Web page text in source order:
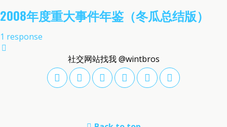
2008年度重大事件年鉴（冬瓜总结版）
1 response
社交网站找我 @wintbros